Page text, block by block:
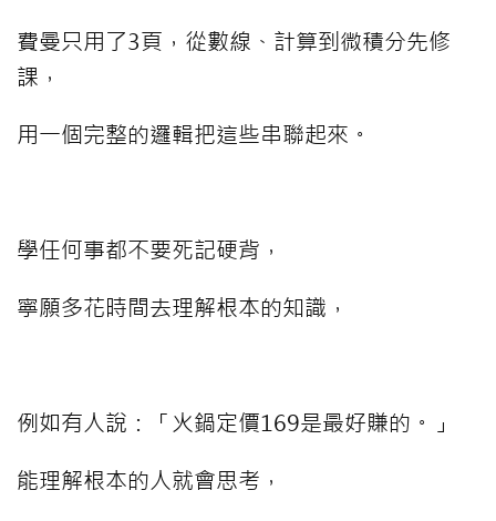
費曼只用了3頁，從數線、計算到微積分先修
課，
用一個完整的邏輯把這些串聯起來。
學任何事都不要死記硬背，
寧願多花時間去理解根本的知識，
例如有人說：「火鍋定價169是最好賺的。」
能理解根本的人就會思考，